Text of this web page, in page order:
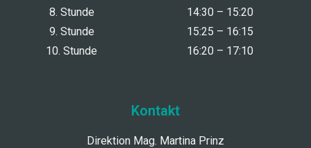
8. Stunde
14:30 – 15:20
9. Stunde
15:25 – 16:15
10. Stunde
16:20 – 17:10
Kontakt
Direktion Mag. Martina Prinz